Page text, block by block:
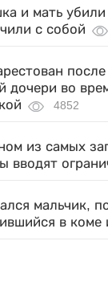
и мать
с собой
дочери во
4852
из самых
вводят
мальчик,
в коме